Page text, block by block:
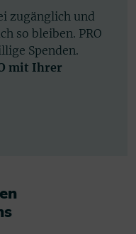
zugänglich und
so bleiben. PRO
Spenden.
mit Ihrer